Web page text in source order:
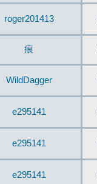
roger201413
痕
WildDagger
e295141
e295141
e295141